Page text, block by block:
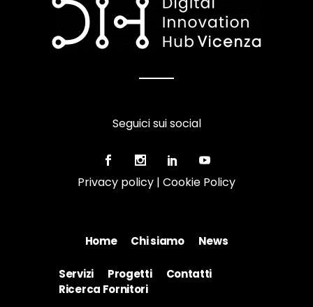
Home Chi siamo News
Seguici sui social
Privacy policy | Cookie Policy
Servizi Progetti
Contatti
Ricerca Fornitori